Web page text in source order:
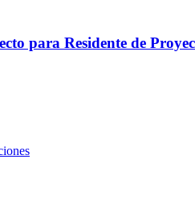
para Residente de